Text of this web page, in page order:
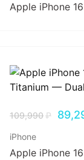
Apple iPhone
109,990₽
iPhone
Apple iPhone